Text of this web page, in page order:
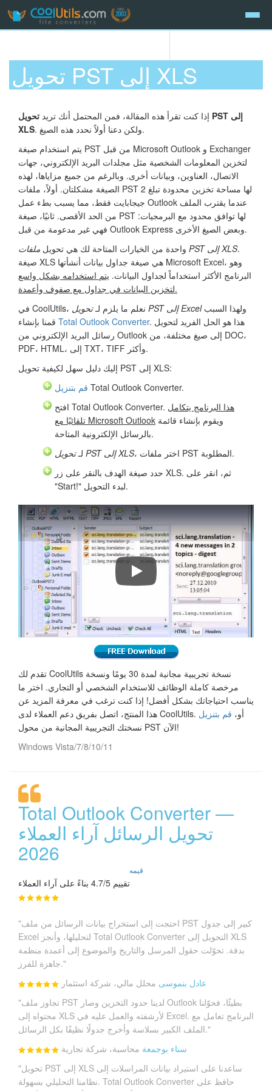
تحويل PST إلى XLS
إذا كنت تقرأ هذه المقالة، فمن المحتمل أنك تريد تحويل PST إلى
XLS
. ولكن دعنا أولاً نحدد هذه الصيغ.
يتم استخدام صيغة PST من قبل Microsoft Outlook و Exchanger
لتخزين المعلومات الشخصية مثل مجلدات البريد الإلكتروني، جهات
الاتصال، العناوين، وبيانات أخرى. وبالرغم من جميع مزاياها، لهذه
الصيغة مشكلتان. أولاً، ملفات PST لها مساحة تخزين محدودة تبلغ 2
جيجابايت فقط، مما يسبب بطء عمل Outlook عندما يقترب الملف
من الحد الأقصى. ثانيًا، صيغة PST لها توافق محدود مع البرمجيات:
فهي غير مدعومة من قبل Outlook Express وبعض الصيغ الأخرى.
واحدة من الخيارات المتاحة لك هي تحويل
ملفات PST إلى XLS.
صيغة XLS هي صيغة جداول بيانات أنشأتها Microsoft Excel، وهو
البرنامج الأكثر استخداماً لجداول البيانات. يتم استخدامه بشكل واسع
لتخزين البيانات في جداول مع صفوف وأعمدة.
في CoolUtils، نعلم ما يلزم لـ
تحويل PST إلى Excelولهذا السبب
Total Outlook Converter. هذا هو الحل الفريد لتحويل
رسائل البريد الإلكتروني من Outlook إلى صيغ مختلفة، من DOC،
PDF، HTML، إلى TXT، TIFF وأكثر.
إليك دليل سهل لكيفية تحويل PST إلى XLS:
قم بتنزيل Total Outlook Converter.
افتح Total Outlook Converter. هذا البرنامج يتكامل
تلقائيًا مع Microsoft Outlook
بالرسائل الإلكترونية المتاحة.
لـ
تحويل PST إلى XLS
، اختر ملفات PST المطلوبة.
حدد صيغة الهدف بالنقر على زر XLS. ثم، انقر على
"Start!" لبدء التحويل.
تقدم لك CoolUtils نسخة تجريبية مجانية لمدة 30 يومًا ونسخة
مرخصة كاملة الوظائف للاستخدام الشخصي أو التجاري. اختر ما
يناسب احتياجاتك بشكل أفضل! إذا كنت ترغب في معرفة المزيد عن
هذا المنتج، اتصل بفريق دعم العملاء لدى CoolUtils. أو، قم بتنزيل
نسختك التجريبية المجانية من محول PST الآن!
Windows Vista/7/8/10/11
Total Outlook Converter —
تحويل الرسائل آراء العملاء
2026
قيمه
تقييم 4.7/5 بناءً على آراء العملاء
"احتجت إلى استخراج بيانات الرسائل من ملف PST كبير إلى جدول
Excel لتحليلها، وأنجز Total Outlook Converter التحويل إلى XLS
بدقة. تحوّلت حقول المرسل والتاريخ والموضوع إلى أعمدة منظمة
جاهزة للفرز."
عادل بنموسى محلل مالي، شركة استثمار
"تجاوز ملف PST لدينا حدود التخزين وصار Outlook بطيئًا، فحوّلنا
محتواه إلى XLS لأرشفته والعمل عليه في Excel. البرنامج تعامل مع
الملف الكبير بسلاسة وأخرج جدولًا نظيفًا بكل الرسائل."
سناء بوجمعة محاسبة، شركة تجارية
"تحويل PST إلى XLS ساعدنا على استيراد بيانات المراسلات إلى
نظامنا التحليلي بسهولة. Total Outlook Converter حافظ على